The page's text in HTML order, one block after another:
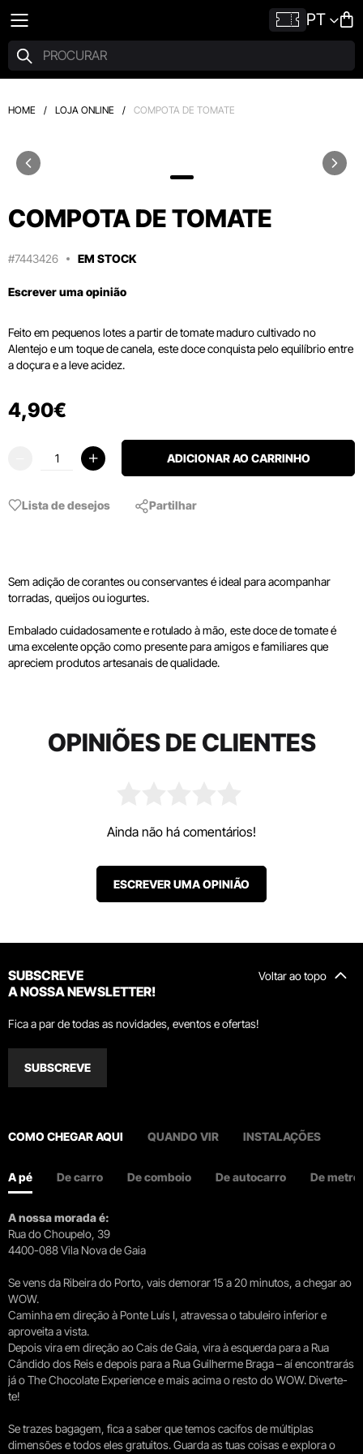
PT
HOME / LOJA ONLINE / COMPOTA DE TOMATE
COMPOTA DE TOMATE
#7443426 EM STOCK
Escrever uma opinião
Feito em pequenos lotes a partir de tomate maduro cultivado no
Alentejo e um toque de canela, este doce conquista pelo equilíbrio entre
a doçura e a leve acidez.
4,90€
ADICIONAR AO CARRINHO
Lista de desejos Partilhar
Sem adição de corantes ou conservantes é ideal para acompanhar
torradas, queijos ou iogurtes.
Embalado cuidadosamente e rotulado à mão, este doce de tomate é
uma excelente opção como presente para amigos e familiares que
apreciem produtos artesanais de qualidade.
OPINIÕES DE CLIENTES
Ainda não há comentários!
ESCREVER UMA OPINIÃO
Voltar ao topo
SUBSCREVE
A NOSSA NEWSLETTER!
Fica a par de todas as novidades, eventos e ofertas!
SUBSCREVE
COMO CHEGAR AQUI QUANDO VIR INSTALAÇÕES
A pé De carro De comboio De autocarro De metro
A nossa morada é:
Rua do Choupelo, 39
4400-088 Vila Nova de Gaia
Se vens da Ribeira do Porto, vais demorar 15 a 20 minutos, a chegar ao
WOW.
Caminha em direção à Ponte Luís I, atravessa o tabuleiro inferior e
aproveita a vista.
Depois vira em direção ao Cais de Gaia, vira à esquerda para a Rua
Cândido dos Reis e depois para a Rua Guilherme Braga – aí encontrarás
já o The Chocolate Experience e mais acima o resto do WOW. Diverte-
te!
Se trazes bagagem, fica a saber que temos cacifos de múltiplas
dimensões e todos eles gratuitos. Guarda as tuas coisas e explora o